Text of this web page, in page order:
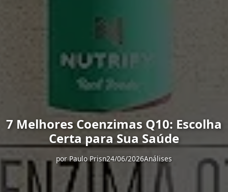
7 Melhores Coenzimas Q10: Escolha
Certa para Sua Saúde
porPaulo Prisn24/06/2026Análises